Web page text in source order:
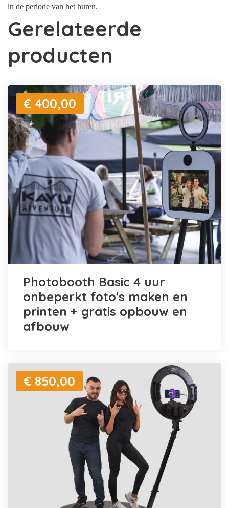
in de periode van het huren.
Gerelateerde
producten
€ 400,00
Photobooth Basic 4 uur
onbeperkt foto's maken en
printen + gratis opbouw en
afbouw
€ 850,00